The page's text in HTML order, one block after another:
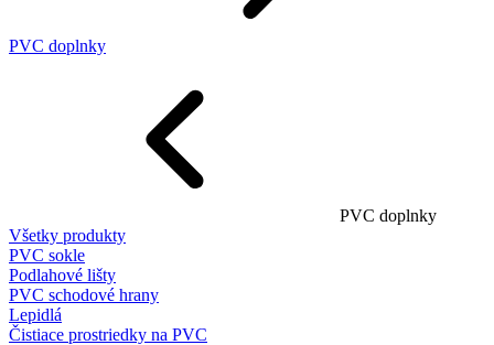
PVC doplnky
PVC doplnky
Všetky produkty
PVC sokle
Podlahové lišty
PVC schodové hrany
Lepidlá
Čistiace prostriedky na PVC